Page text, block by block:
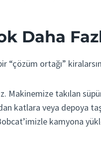
Daha
“çözüm ortağı”
Makinemize takılan
katlara veya depoya
kamyona